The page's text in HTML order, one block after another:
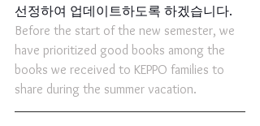
선정하여 업데이트하도록 하겠습니다.
Before the start of the new semester, we
have prioritized good books among the
books we received to KEPPO families to
share during the summer vacation.